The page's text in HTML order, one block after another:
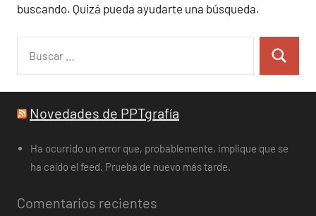
buscando. Quizá pueda ayudarte una búsqueda.
Buscar
Novedades de PPTgrafía
Ha ocurrido un error que, probablemente, implique que se
ha caído el feed. Prueba de nuevo más tarde.
Comentarios recientes